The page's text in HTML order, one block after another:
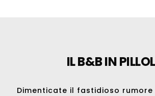
IL B&B IN
Dimenticate il fastidioso